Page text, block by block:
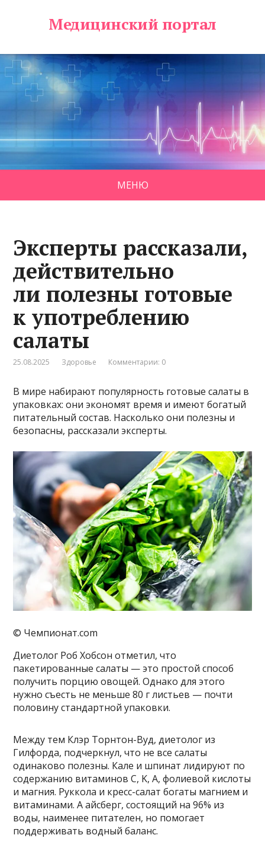
Медицинский портал
МЕНЮ
Эксперты рассказали,
действительно
ли полезны готовые
к употреблению
салаты
25.08.2025 Здоровье Комментарии: 0
В мире набирают популярность готовые салаты в
упаковках: они экономят время и имеют богатый
питательный состав. Насколько они полезны и
безопасны, рассказали эксперты.
© Чемпионат.com
Диетолог Роб Хобсон отметил, что
пакетированные салаты — это простой способ
получить порцию овощей. Однако для этого
нужно съесть не меньше 80 г листьев — почти
половину стандартной упаковки.
Между тем Клэр Торнтон-Вуд, диетолог из
Гилфорда, подчеркнул, что не все салаты
одинаково полезны. Кале и шпинат лидируют по
содержанию витаминов C, K, A, фолиевой кислоты
и магния. Руккола и кресс-салат богаты магнием и
витаминами. А айсберг, состоящий на 96% из
воды, наименее питателен, но помогает
поддерживать водный баланс.